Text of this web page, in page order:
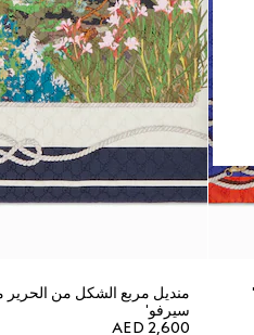
منديل مربع الشكل من الحرير
سيرفو'
AED 2,600